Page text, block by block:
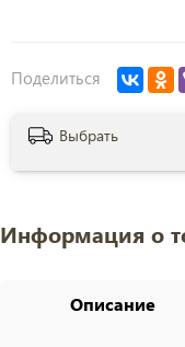
Поделиться
Выбрать
Информация о
Описание